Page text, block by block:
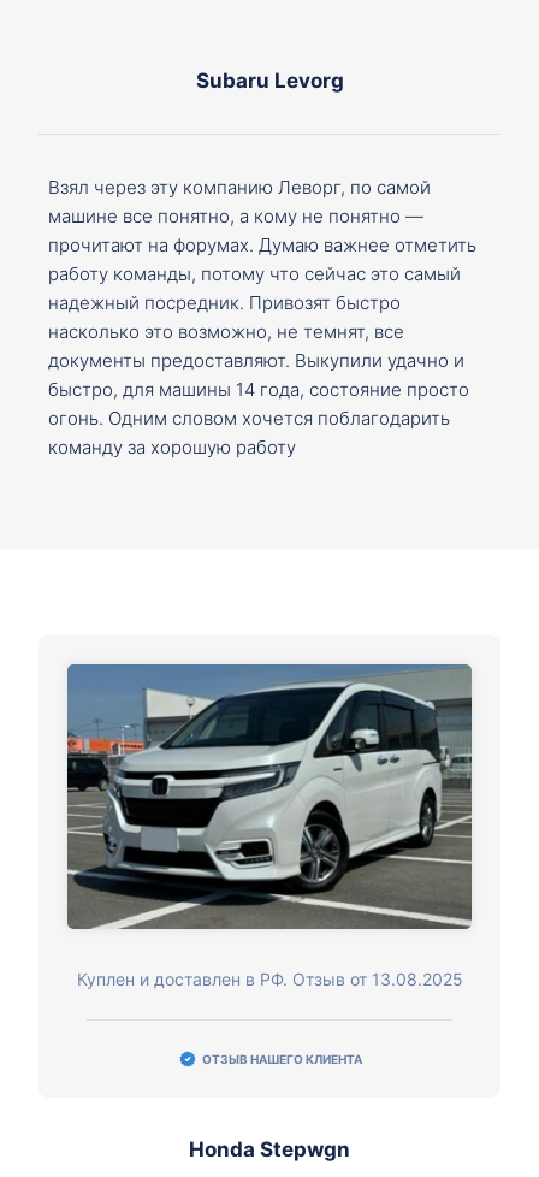
Subaru Levorg
Взял через эту компанию Леворг, по самой
машине все понятно, а кому не понятно —
прочитают на форумах. Думаю важнее отметить
работу команды, потому что сейчас это самый
надежный посредник. Привозят быстро
насколько это возможно, не темнят, все
документы предоставляют. Выкупили удачно и
быстро, для машины 14 года, состояние просто
огонь. Одним словом хочется поблагодарить
команду за хорошую работу
Куплен и доставлен в РФ. Отзыв от 13.08.2025
ОТЗЫВ НАШЕГО КЛИЕНТА
Honda Stepwgn